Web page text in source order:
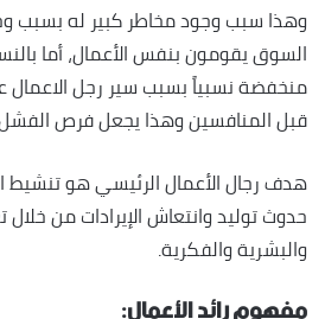
وهذا سبب وجود مخاطر كبير له بسبب
السوق يقومون بنفس الأعمال، أما
منخفضة نسبياً بسبب سير رجل الاعمال
قبل المنافسين وهذا يجعل فرص
هدف رجال الأعمال الرئيسي هو تنشيط
حدوث توليد وانتعاش الإيرادات من خلال
والبشرية والفكرية.